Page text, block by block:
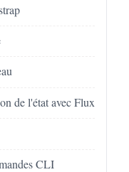
de l'état avec Flux
CLI